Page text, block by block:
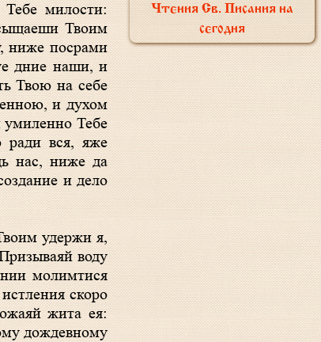
милости:
Твоим
ниже посрами
дние наши, и
Твою на себе
и духом
Тебе
ради вся, яже
нас, ниже да
и дело
удержи я,
воду
молимтися
скоро
жита ея:
дождевному
Чтения Св. Писания на
сегодня